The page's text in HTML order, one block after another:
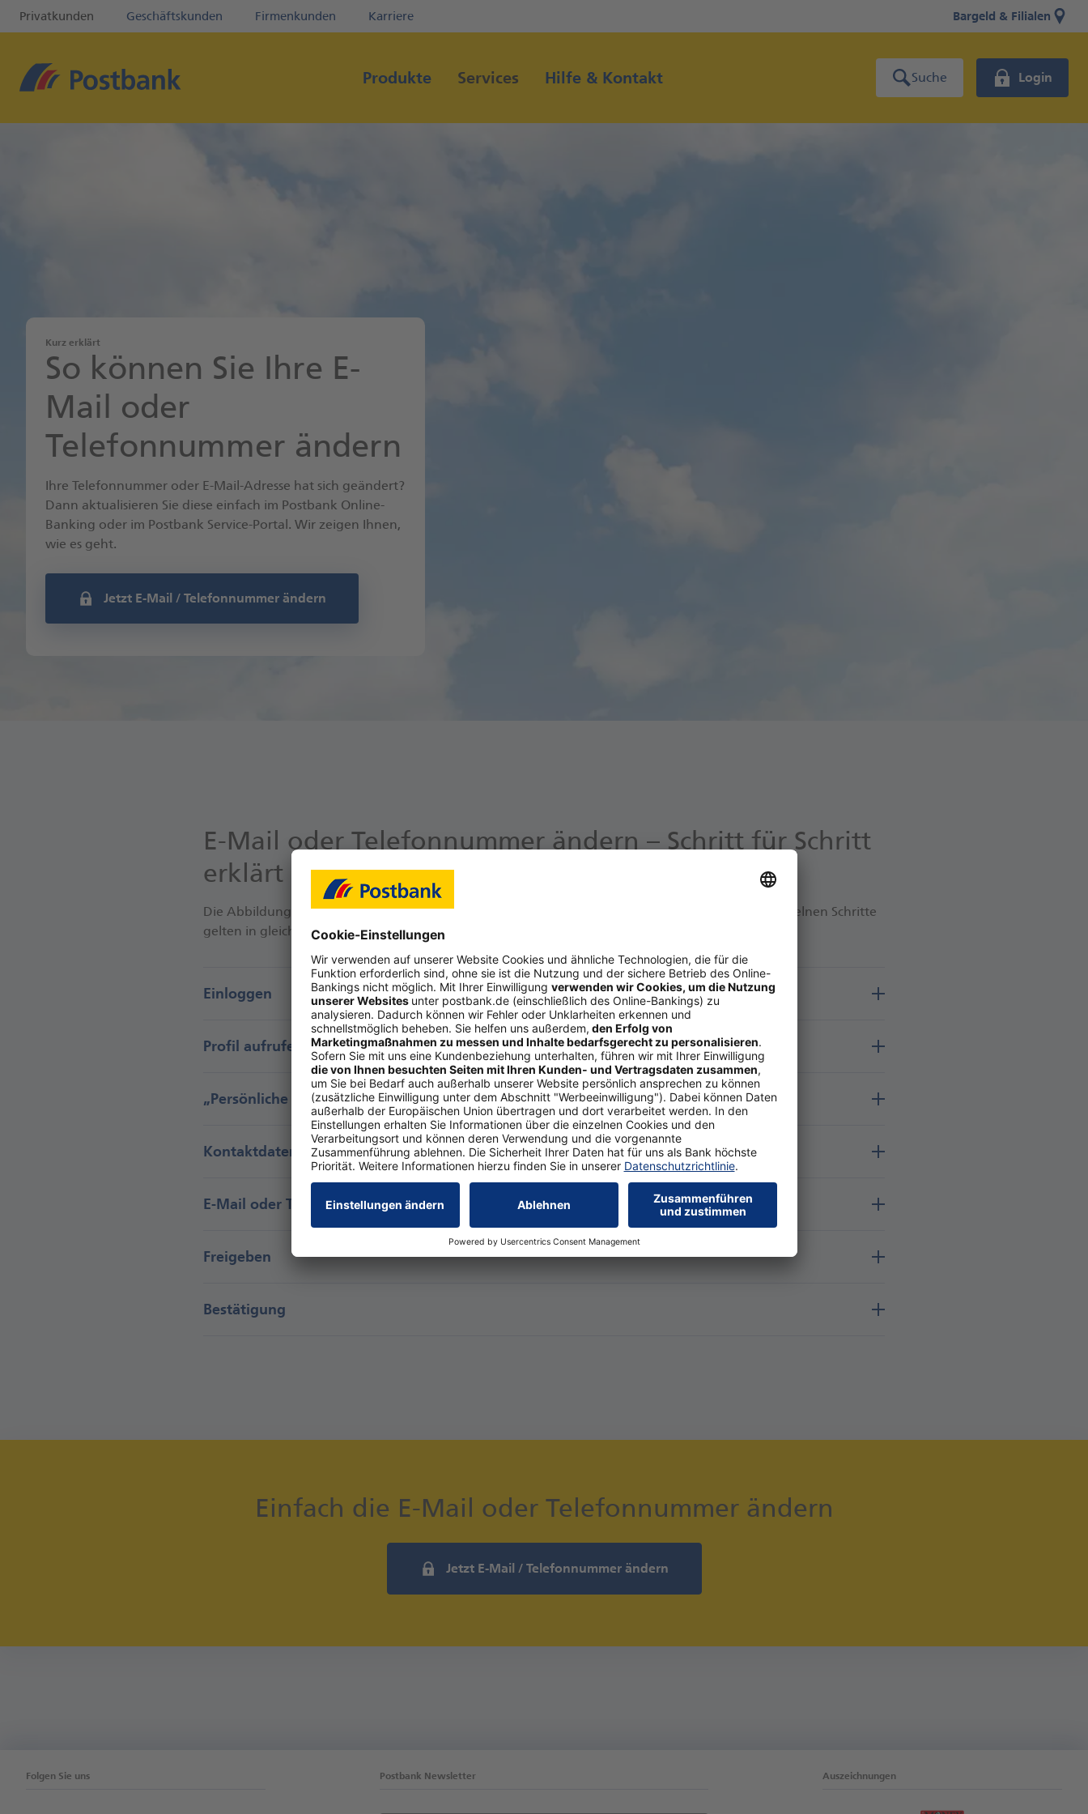
Direkt zur Hauptnavigation (Enter drücken) Bargeld & Filialen
Privatkunden Geschäftskunden Firmenkunden Karriere
Suche Login
Produkte Services Hilfe & Kontakt
Kurz erklärt
So können Sie Ihre E-
Mail oder
Telefonnummer ändern
Ihre Telefonnummer oder E-Mail-Adresse hat sich geändert?
Dann aktualisieren Sie diese einfach im Postbank Online-
Banking oder im Postbank Service-Portal. Wir zeigen Ihnen,
wie es geht.
Jetzt E-Mail / Telefonnummer ändern
E-Mail oder Telefonnummer ändern – Schritt für Schritt
erklärt
Die Abbildungen dieser Schritt-für-Schritt-Anleitung zeigen das Postbank Online-Banking. Die einzelnen Schritte
gelten in gleicher Weise für das Postbank Service-Portal.
Einloggen
Profil aufrufen
„Persönliche Daten“ auswählen
Kontaktdaten bearbeiten
E-Mail oder Telefonnummer ändern
Freigeben
Bestätigung
Einfach die E-Mail oder Telefonnummer ändern
Jetzt E-Mail / Telefonnummer ändern
Folgen Sie uns Postbank Newsletter Auszeichnungen